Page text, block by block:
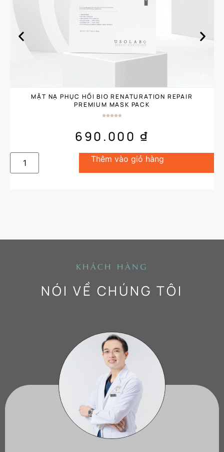
MẶT NẠ PHỤC HỒI BIO RENATURATION REPAIR
PREMIUM MASK PACK
690.000 ₫
Thêm vào giỏ hàng
KHÁCH HÀNG
NÓI VỀ CHÚNG TÔI